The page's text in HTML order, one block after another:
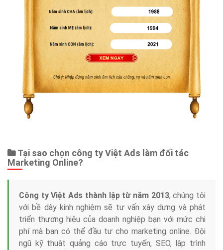
Tại sao chọn công ty Việt Ads làm đối tác
Marketing Online?
Công ty Việt Ads thành lập từ năm 2013, chúng tôi
với bề dày kinh nghiệm sẽ tư vấn xây dựng và phát
triển thương hiệu của doanh nghiệp bạn với mức chi
phí mà bạn có thể đầu tư cho marketing online. Đội
ngũ kỹ thuật quảng cáo trực tuyến, SEO, lập trình